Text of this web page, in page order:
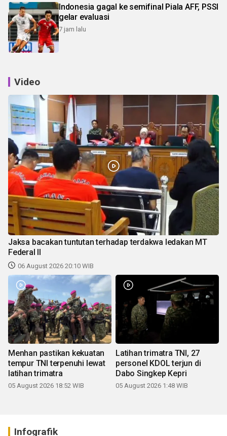
Indonesia gagal ke semifinal Piala AFF, PSSI
gelar evaluasi
7 jam lalu
Video
Jaksa bacakan tuntutan terhadap terdakwa ledakan MT
Federal II
06 August 2026 20:10 WIB
Menhan pastikan kekuatan
tempur TNI terpenuhi lewat
latihan trimatra
05 August 2026 18:52 WIB
Latihan trimatra TNI, 27
personel KDOL terjun di
Dabo Singkep Kepri
05 August 2026 1:48 WIB
Infografik